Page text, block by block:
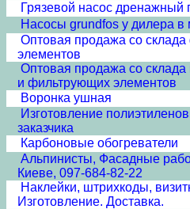
Грязевой насос дренажный
Насосы grundfos у дилера в
Оптовая продажа со
элементов
Оптовая продажа со склада
и фильтрующих элементов
Воронка ушная
Изготовление
заказчика
Карбоновые обогреватели
Альпинисты, Фасадные
Киеве, 097-684-82-22
Наклейки, штрихкоды,
Изготовление. Доставка.